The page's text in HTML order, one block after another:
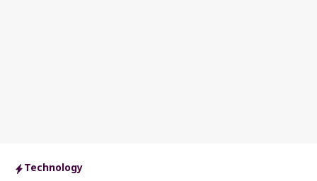
Technology